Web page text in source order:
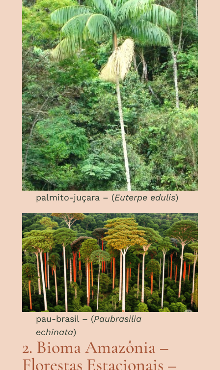
palmito-juçara – (Euterpe edulis)
pau-brasil – (Paubrasilia
echinata)
2. Bioma Amazônia –
Florestas Estacionais –